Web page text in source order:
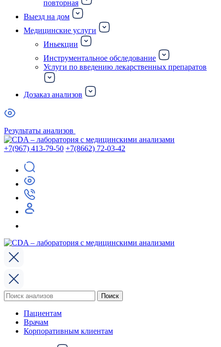
повторная
Выезд на дом
Медицинские услуги
Иньекции
Инструментальное обследование
Услуги по введению лекарственных препаратов
Дозаказ анализов
Результаты анализов
+7(967) 413-79-50 +7(8662) 72-03-42
Поиск
по:
Поиск
Пациентам
Врачам
Корпоративным клиентам